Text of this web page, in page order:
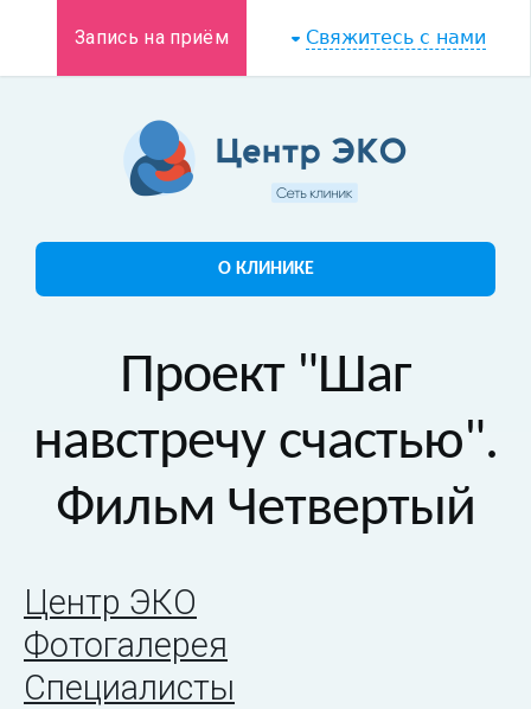
Свяжитесь с нами
Запись на приём
О КЛИНИКЕ
Проект "Шаг
навстречу счастью".
Фильм Четвертый
Центр ЭКО
Фотогалерея
Специалисты